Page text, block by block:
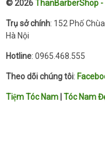
© 2026ThanBarberShop -
Trụ sở chính: 152 Phố
Hà Nội
Hotline: 0965.468.555
Theo dõi chúng tôi:
Tiệm Tóc Nam Tóc Nam